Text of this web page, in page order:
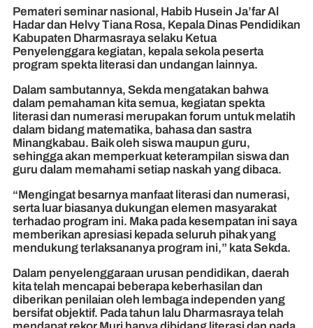
Pemateri seminar nasional, Habib Husein Ja’far Al
Hadar dan Helvy Tiana Rosa, Kepala Dinas Pendidikan
Kabupaten Dharmasraya selaku Ketua
Penyelenggara kegiatan, kepala sekola peserta
program spekta literasi dan undangan lainnya.
Dalam sambutannya, Sekda mengatakan bahwa
dalam pemahaman kita semua, kegiatan spekta
literasi dan numerasi merupakan forum untuk melatih
dalam bidang matematika, bahasa dan sastra
Minangkabau. Baik oleh siswa maupun guru,
sehingga akan memperkuat keterampilan siswa dan
guru dalam memahami setiap naskah yang dibaca.
“Mengingat besarnya manfaat literasi dan numerasi,
serta luar biasanya dukungan elemen masyarakat
terhadao program ini. Maka pada kesempatan ini saya
memberikan apresiasi kepada seluruh pihak yang
mendukung terlaksananya program ini,” kata Sekda.
Dalam penyelenggaraan urusan pendidikan, daerah
kita telah mencapai beberapa keberhasilan dan
diberikan penilaian oleh lembaga independen yang
bersifat objektif. Pada tahun lalu Dharmasraya telah